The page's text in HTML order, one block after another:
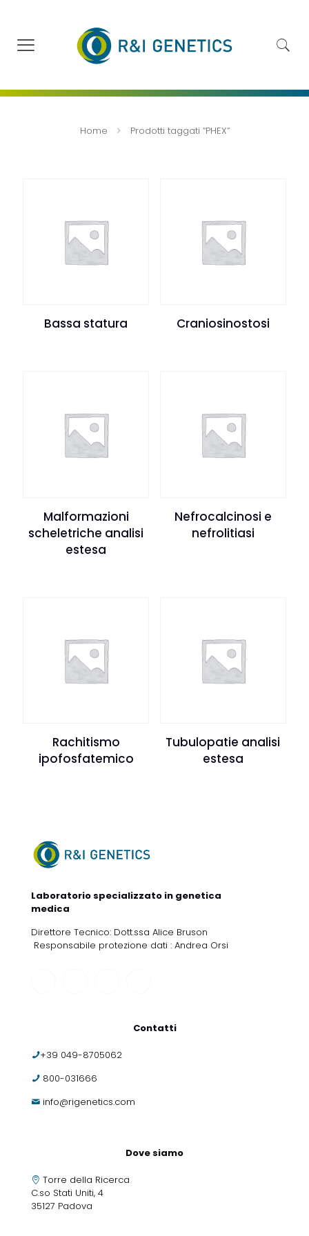
Home Prodotti taggati “PHEX”
Bassa statura Craniosinostosi
Malformazioni
scheletriche analisi
estesa
Nefrocalcinosi e
nefrolitiasi
Rachitismo
ipofosfatemico
Tubulopatie analisi
estesa
Laboratorio specializzato in genetica
medica
Direttore Tecnico: Dott.ssa Alice Bruson
Responsabile protezione dati : Andrea Orsi
Contatti
+39 049-8705062
800-031666
info@rigenetics.com
Dove siamo
Torre della Ricerca
C.so Stati Uniti, 4
35127 Padova